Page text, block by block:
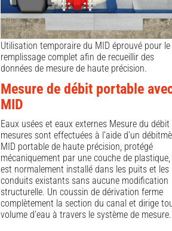
Utilisation temporaire du MID éprouvé pour le
remplissage complet afin de recueillir des
données de mesure de haute précision.
Mesure de débit portable
MID
Eaux usées et eaux externes Mesure du débit
mesures sont effectuées à l’aide d’un
MID portable de haute précision, protégé
mécaniquement par une couche de
est normalement installé dans les puits et les
conduits existants sans aucune modification
structurelle. Un coussin de dérivation ferme
complètement la section du canal et dirige
volume d’eau à travers le système de mesure.